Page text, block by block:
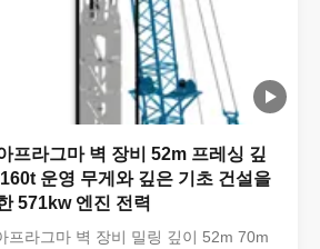
프라그마 벽 장비 52m 프레싱 깊
운영 무게와 깊은 기초 건설을
571kw 엔진 전력
프라그마 벽 장비 밀링 깊이 52m 70m